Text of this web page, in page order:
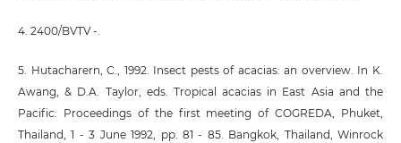
4. 2400/BVTV -.
5. Hutacharern, C., 1992. Insect pests of acacias: an overview. In K.
Awang, & D.A. Taylor, eds. Tropical acacias in East Asia and the
Pacific: Proceedings of the first meeting of COGREDA, Phuket,
Thailand, 1 - 3 June 1992, pp. 81 - 85. Bangkok, Thailand, Winrock